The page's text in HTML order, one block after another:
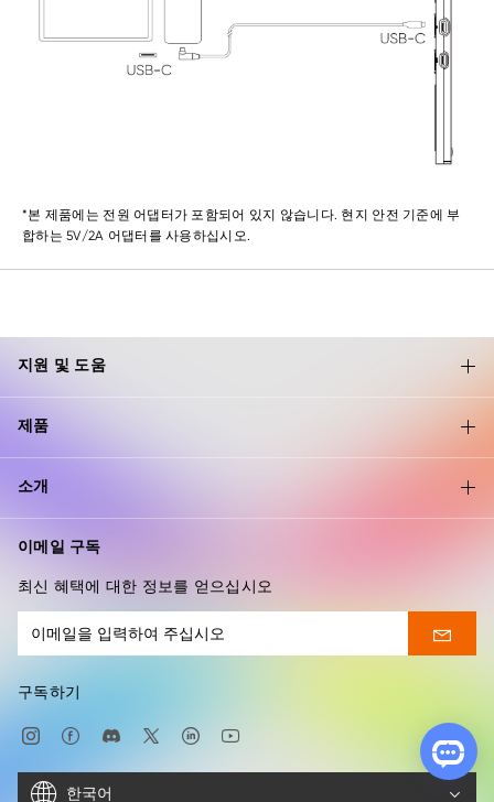
*본 제품에는 전원 어댑터가 포함되어 있지 않습니다. 현지 안전 기준에 부
합하는 5V/2A 어댑터를 사용하십시오.
지원 및 도움
제품
소개
이메일 구독
최신 혜택에 대한 정보를 얻으십시오
구독하기
한국어